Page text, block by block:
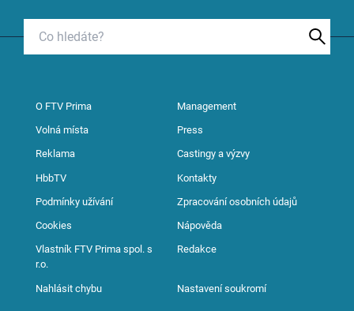
O FTV Prima Management
Volná místa Press
Reklama Castingy a výzvy
HbbTV Kontakty
Podmínky užívání Zpracování osobních údajů
Cookies Nápověda
Vlastník FTV Prima spol. s
r.o.
Redakce
Nahlásit chybu Nastavení soukromí